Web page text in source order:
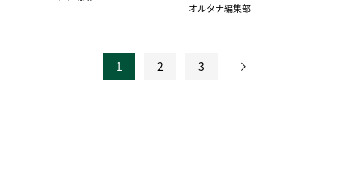
オルタナ編集部
投
1 2 3